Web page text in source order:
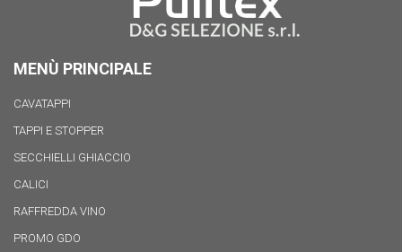
MENÙ PRINCIPALE
CAVATAPPI
TAPPI E STOPPER
SECCHIELLI GHIACCIO
CALICI
RAFFREDDA VINO
PROMO GDO